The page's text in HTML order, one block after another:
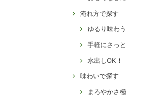
淹れ方で探す
ゆるり味わう
手軽にさっと
水出しOK！
味わいで探す
まろやかさ極